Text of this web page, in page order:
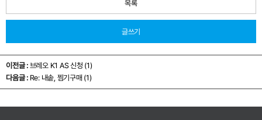
목록
글쓰기
이전글 : 브레오 K1 AS 신청 (1)
다음글 : Re: 내솥, 찜기구매 (1)